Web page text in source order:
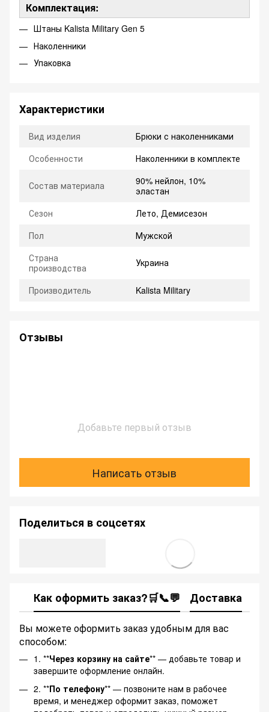
Комплектация:
Штаны Kalista Military Gen 5
Наколенники
Упаковка
Характеристики
Вид изделия
Брюки с наколенниками
Особенности
Наколенники в комплекте
Состав материала
90% нейлон, 10%
эластан
Сезон
Лето, Демисезон
Пол
Мужской
Страна
производства
Украина
Производитель Kalista Military
Отзывы
Добавьте первый отзыв
Написать отзыв
Поделиться в соцсетях
Как оформить заказ?🛒📞💬 Доставка
Вы можете оформить заказ удобным для вас
способом:
1. **Через корзину на сайте** — добавьте товар и
завершите оформление онлайн.
2. **По телефону** — позвоните нам в рабочее
время, и менеджер оформит заказ, поможет